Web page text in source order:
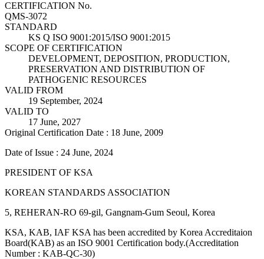
CERTIFICATION No.
QMS-3072
STANDARD
KS Q ISO 9001:2015/ISO 9001:2015
SCOPE OF CERTIFICATION
DEVELOPMENT, DEPOSITION, PRODUCTION,
PRESERVATION AND DISTRIBUTION OF
PATHOGENIC RESOURCES
VALID FROM
19 September, 2024
VALID TO
17 June, 2027
Original Certification Date : 18 June, 2009
Date of Issue : 24 June, 2024
PRESIDENT OF KSA
KOREAN STANDARDS ASSOCIATION
5, REHERAN-RO 69-gil, Gangnam-Gum Seoul, Korea
KSA, KAB, IAF KSA has been accredited by Korea Accreditaion
Board(KAB) as an ISO 9001 Certification body.(Accreditation
Number : KAB-QC-30)